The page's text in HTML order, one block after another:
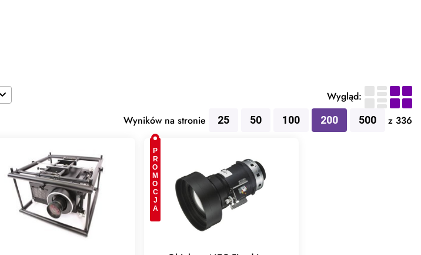
Wygląd:
Wyników na stronie
25 50 100 200 500 z 336
PROMOCJA